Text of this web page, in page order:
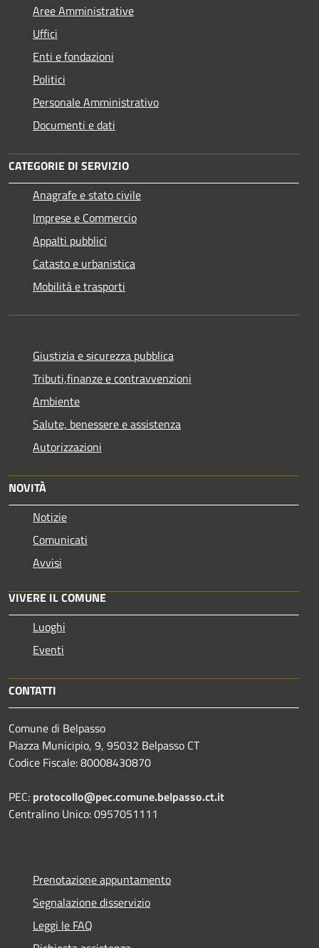
Aree Amministrative
Uffici
Enti e fondazioni
Politici
Personale Amministrativo
Documenti e dati
CATEGORIE DI SERVIZIO
Anagrafe e stato civile
Imprese e Commercio
Appalti pubblici
Catasto e urbanistica
Mobilità e trasporti
Giustizia e sicurezza pubblica
Tributi,finanze e contravvenzioni
Ambiente
Salute, benessere e assistenza
Autorizzazioni
NOVITÀ
Notizie
Comunicati
Avvisi
VIVERE IL COMUNE
Luoghi
Eventi
CONTATTI
Comune di Belpasso
Piazza Municipio, 9, 95032 Belpasso CT
Codice Fiscale: 80008430870
PEC: protocollo@pec.comune.belpasso.ct.it
Centralino Unico: 0957051111
Prenotazione appuntamento
Segnalazione disservizio
Leggi le FAQ